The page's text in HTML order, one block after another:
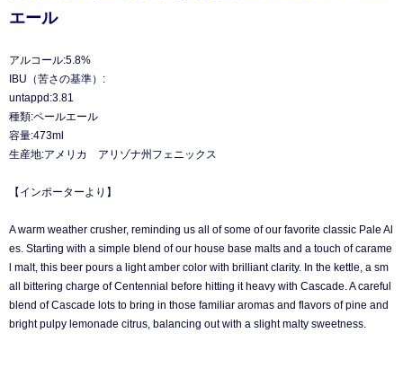
エール
アルコール:5.8%
IBU（苦さの基準）:
untappd:3.81
種類:ペールエール
容量:473ml
生産地:アメリカ アリゾナ州フェニックス
【インポーターより】
A warm weather crusher, reminding us all of some of our favorite classic Pale Al
es. Starting with a simple blend of our house base malts and a touch of carame
l malt, this beer pours a light amber color with brilliant clarity. In the kettle, a sm
all bittering charge of Centennial before hitting it heavy with Cascade. A careful
blend of Cascade lots to bring in those familiar aromas and flavors of pine and
bright pulpy lemonade citrus, balancing out with a slight malty sweetness.